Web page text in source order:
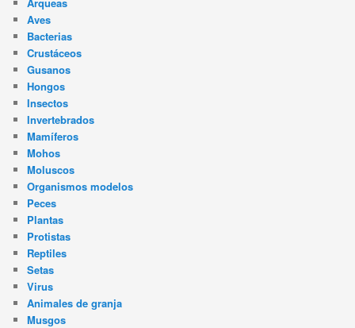
Aves
Bacterias
Crustáceos
Gusanos
Hongos
Insectos
Invertebrados
Mamíferos
Mohos
Moluscos
Organismos modelos
Peces
Plantas
Protistas
Reptiles
Setas
Virus
Animales de granja
Musgos